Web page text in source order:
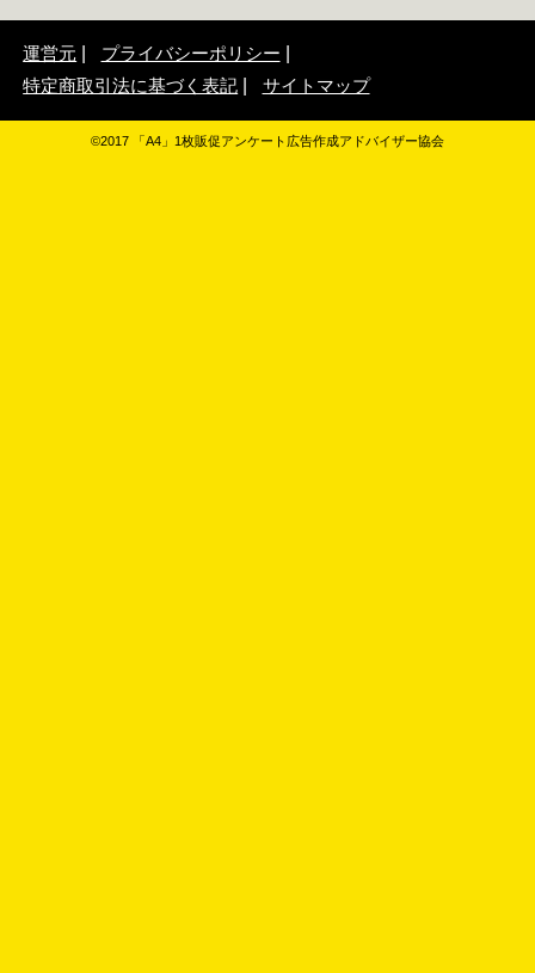
運営元
プライバシーポリシー
特定商取引法に基づく表記
サイトマップ
©2017 「A4」1枚販促アンケート広告作成アドバイザー協会